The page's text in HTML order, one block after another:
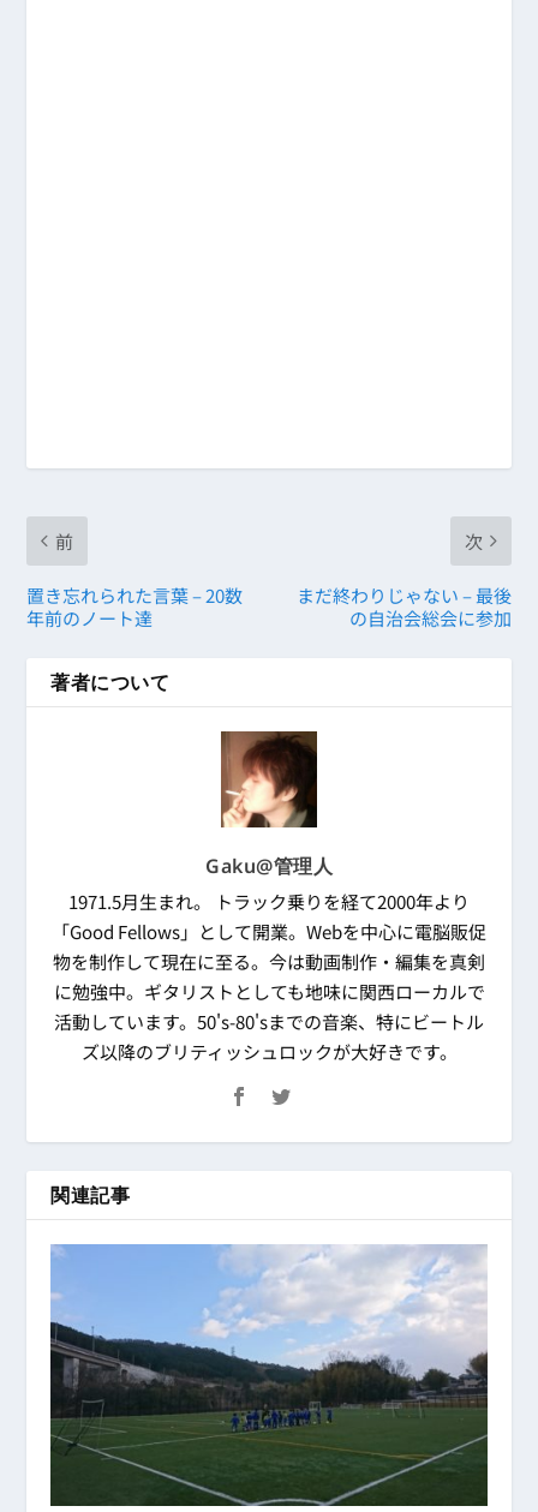
前
置き忘れられた言葉 – 20数
年前のノート達
次
まだ終わりじゃない – 最後
の自治会総会に参加
著者について
Gaku@管理人
1971.5月生まれ。 トラック乗りを経て2000年より
「Good Fellows」として開業。Webを中心に電脳販促
物を制作して現在に至る。今は動画制作・編集を真剣
に勉強中。ギタリストとしても地味に関西ローカルで
活動しています。50's-80'sまでの音楽、特にビートル
ズ以降のブリティッシュロックが大好きです。
関連記事